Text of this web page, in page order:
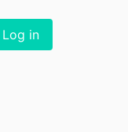
Log in